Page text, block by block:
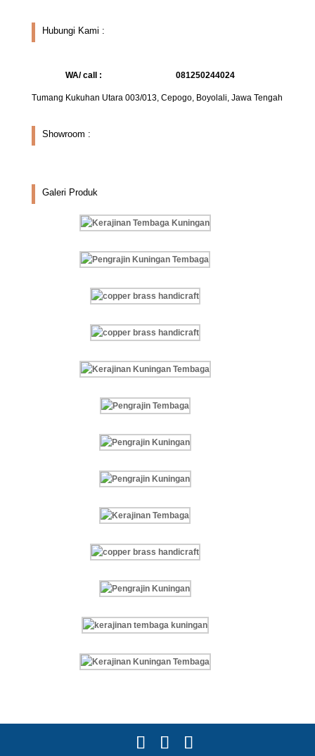
Hubungi Kami :
WA/ call : 081250244024
Tumang Kukuhan Utara 003/013, Cepogo, Boyolali, Jawa Tengah
Showroom :
Galeri Produk